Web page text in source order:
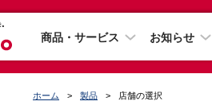
商品・サービス お知らせ
ホーム 製品 店舗の選択